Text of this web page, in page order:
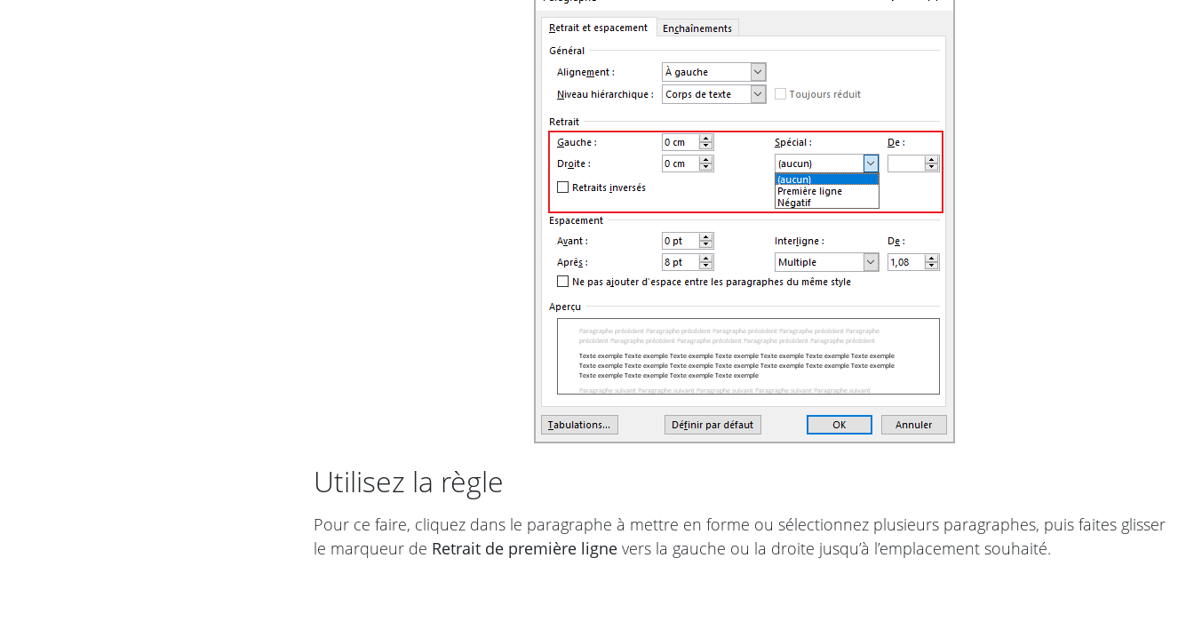
Utilisez la règle
Pour ce faire, cliquez dans le paragraphe à mettre en forme ou sélectionnez plusieurs paragraphes, puis faites glisser
le marqueur de Retrait de première ligne vers la gauche ou la droite jusqu’à l’emplacement souhaité.